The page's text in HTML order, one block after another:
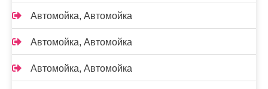
Автомойка, Автомойка
Автомойка, Автомойка
Автомойка, Автомойка